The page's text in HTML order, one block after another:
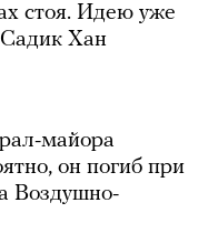
стоя. Идею уже
Садик Хан
майора
он погиб при
Воздушно-